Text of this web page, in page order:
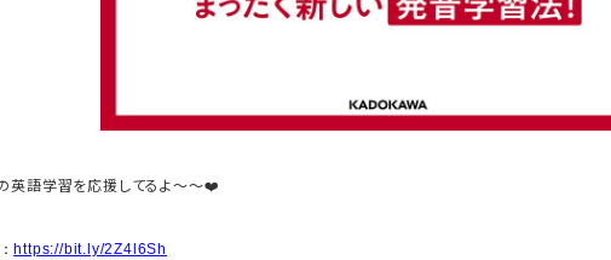
英語学習を応援してるよ～～❤️
https://bit.ly/2Z4l6Sh